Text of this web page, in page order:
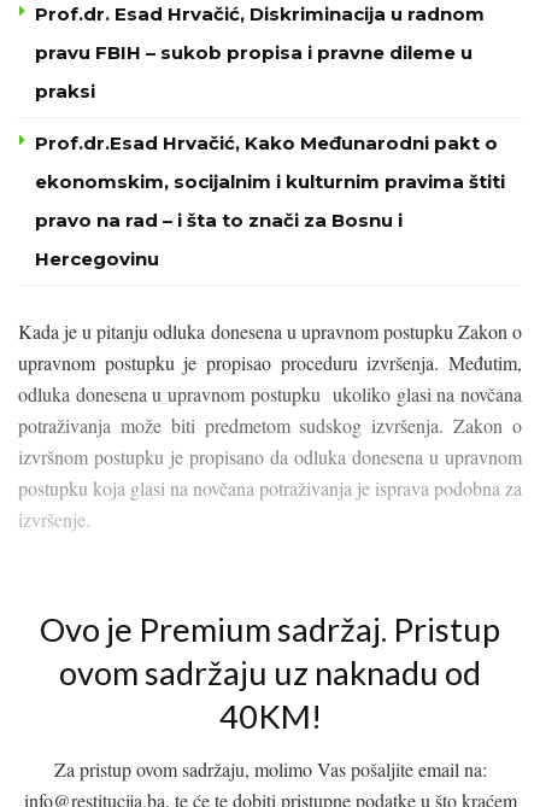
Prof.dr. Esad Hrvačić, Diskriminacija u radnom
pravu FBIH – sukob propisa i pravne dileme u
praksi
Prof.dr.Esad Hrvačić, Kako Međunarodni pakt o
ekonomskim, socijalnim i kulturnim pravima štiti
pravo na rad – i šta to znači za Bosnu i
Hercegovinu
Kada je u pitanju odluka donesena u upravnom postupku Zakon o
upravnom postupku je propisao proceduru izvršenja. Međutim,
odluka donesena u upravnom postupku ukoliko glasi na novčana
potraživanja može biti predmetom sudskog izvršenja. Zakon o
izvršnom postupku je propisano da odluka donesena u upravnom
postupku koja glasi na novčana potraživanja je isprava podobna za
izvršenje.
Ovo je Premium sadržaj. Pristup
ovom sadržaju uz naknadu od
40KM!
Za pristup ovom sadržaju, molimo Vas pošaljite email na:
info@restitucija.ba, te će te dobiti pristupne podatke u što kraćem